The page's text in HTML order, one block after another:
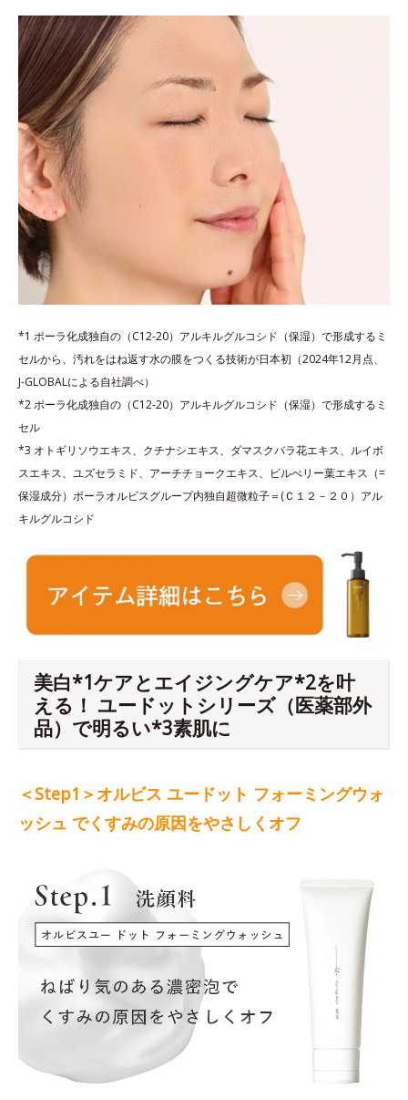
*1 ポーラ化成独自の（C12-20）アルキルグルコシド（保湿）で形成するミ
セルから、汚れをはね返す水の膜をつくる技術が日本初（2024年12月点、
J-GLOBALによる自社調べ）
*2 ポーラ化成独自の（C12-20）アルキルグルコシド（保湿）で形成するミ
セル
*3 オトギリソウエキス、クチナシエキス、ダマスクバラ花エキス、ルイボ
スエキス、ユズセラミド、アーチチョークエキス、ビルべリー葉エキス（=
保湿成分）ポーラオルビスグループ内独自超微粒子＝(Ｃ１２－２０）アル
キルグルコシド
美白*1ケアとエイジングケア*2を叶
える！ ユードットシリーズ（医薬部外
品）で明るい*3素肌に
＜Step1＞オルビス ユードット フォーミングウォ
ッシュ でくすみの原因をやさしくオフ